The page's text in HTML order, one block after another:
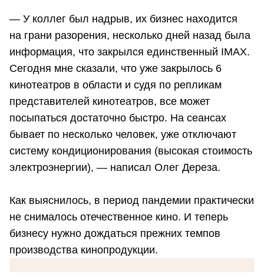
— У коллег был надрыв, их бизнес находится
на грани разорения, несколько дней назад была
информация, что закрылся единственный IMAX.
Сегодня мне сказали, что уже закрылось 6
кинотеатров в области и судя по репликам
представителей кинотеатров, все может
посыпаться достаточно быстро. На сеансах
бывает по несколько человек, уже отключают
систему кондиционирования (высокая стоимость
электроэнергии), — написал Олег Дереза.
Как выяснилось, в период пандемии практически
не снималось отечественное кино. И теперь
бизнесу нужно дождаться прежних темпов
производства кинопродукции.